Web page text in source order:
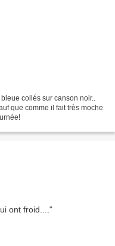
collés sur canson noir..
que comme il fait très moche